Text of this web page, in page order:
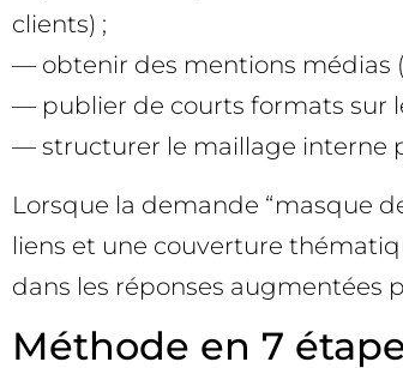
clients) ;
— obtenir des mentions médias
— publier de courts formats sur
— structurer le maillage interne
Lorsque la demande “masque
liens et une couverture
dans les réponses augmentées
Méthode en 7